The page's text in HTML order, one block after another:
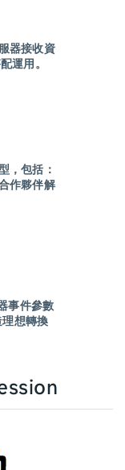
器接收資
運用。
，包括：
作夥伴解
事件參數
想轉換